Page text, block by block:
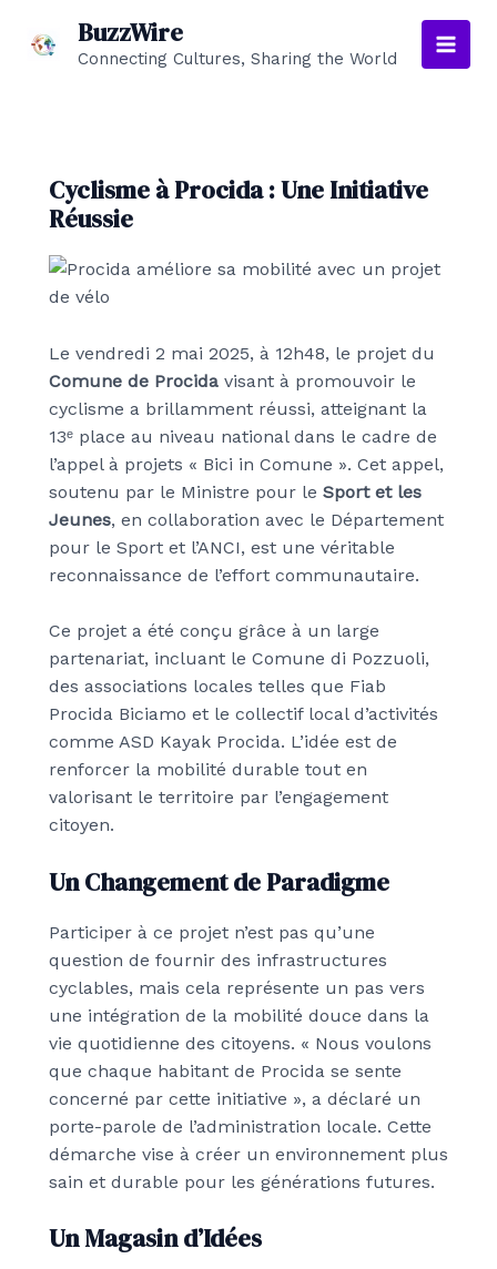
BuzzWire
Connecting Cultures, Sharing the World
Main
Cyclisme à Procida : Une Initiative
Réussie
Le vendredi 2 mai 2025, à 12h48, le projet du
Comune de Procida visant à promouvoir le
cyclisme a brillamment réussi, atteignant la
13ᵉ place au niveau national dans le cadre de
l’appel à projets « Bici in Comune ». Cet appel,
soutenu par le Ministre pour le Sport et les
Jeunes, en collaboration avec le Département
pour le Sport et l’ANCI, est une véritable
reconnaissance de l’effort communautaire.
Ce projet a été conçu grâce à un large
partenariat, incluant le Comune di Pozzuoli,
des associations locales telles que Fiab
Procida Biciamo et le collectif local d’activités
comme ASD Kayak Procida. L’idée est de
renforcer la mobilité durable tout en
valorisant le territoire par l’engagement
citoyen.
Un Changement de Paradigme
Participer à ce projet n’est pas qu’une
question de fournir des infrastructures
cyclables, mais cela représente un pas vers
une intégration de la mobilité douce dans la
vie quotidienne des citoyens. « Nous voulons
que chaque habitant de Procida se sente
concerné par cette initiative », a déclaré un
porte-parole de l’administration locale. Cette
démarche vise à créer un environnement plus
sain et durable pour les générations futures.
Un Magasin d’Idées